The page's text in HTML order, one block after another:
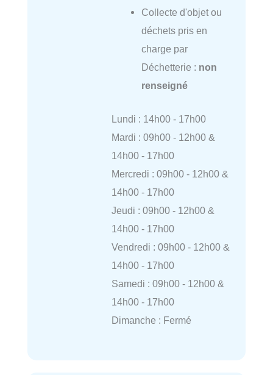
Collecte d'objet ou
déchets pris en
charge par
Déchetterie : non
renseigné
Lundi : 14h00 - 17h00
Mardi : 09h00 - 12h00 &
14h00 - 17h00
Mercredi : 09h00 - 12h00 &
14h00 - 17h00
Jeudi : 09h00 - 12h00 &
14h00 - 17h00
Vendredi : 09h00 - 12h00 &
14h00 - 17h00
Samedi : 09h00 - 12h00 &
14h00 - 17h00
Dimanche : Fermé